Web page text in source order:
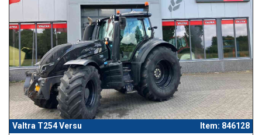
Valtra T254 Versu
Item: 846128